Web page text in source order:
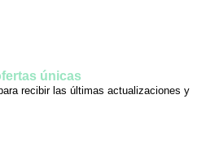
únicas
recibir las últimas actualizaciones y